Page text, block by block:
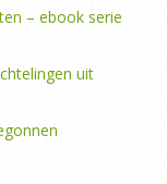
– ebook serie
uit